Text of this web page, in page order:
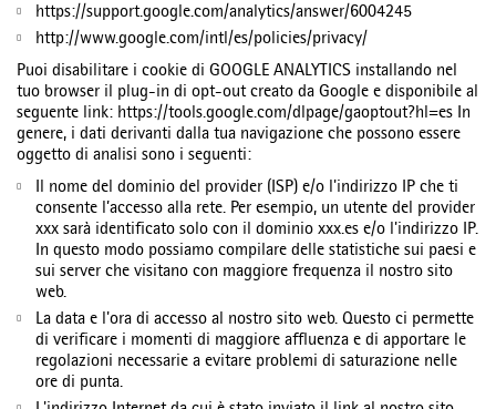
https://support.google.com/analytics/answer/6004245
http://www.google.com/intl/es/policies/privacy/
Puoi disabilitare i cookie di GOOGLE ANALYTICS installando nel
tuo browser il plug-in di opt-out creato da Google e disponibile al
seguente link: https://tools.google.com/dlpage/gaoptout?hl=es In
genere, i dati derivanti dalla tua navigazione che possono essere
oggetto di analisi sono i seguenti:
Il nome del dominio del provider (ISP) e/o l'indirizzo IP che ti
consente l’accesso alla rete. Per esempio, un utente del provider
xxx sarà identificato solo con il dominio xxx.es e/o l'indirizzo IP.
In questo modo possiamo compilare delle statistiche sui paesi e
sui server che visitano con maggiore frequenza il nostro sito
web.
La data e l'ora di accesso al nostro sito web. Questo ci permette
di verificare i momenti di maggiore affluenza e di apportare le
regolazioni necessarie a evitare problemi di saturazione nelle
ore di punta.